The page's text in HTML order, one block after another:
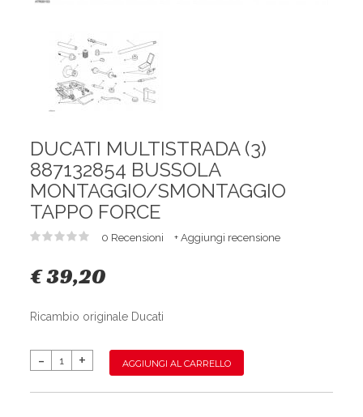
DUCATI MULTISTRADA (3)
887132854 BUSSOLA
MONTAGGIO/SMONTAGGIO
TAPPO FORCE
0 Recensioni + Aggiungi recensione
€ 39,20
Ricambio originale Ducati
AGGIUNGI AL CARRELLO